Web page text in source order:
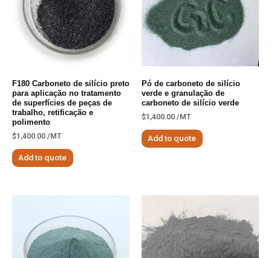
F180 Carboneto de silício preto
para aplicação no tratamento
de superfícies de peças de
trabalho, retificação e
polimento
$1,400.00 /MT
Add to quote
Pó de carboneto de silício
verde e granulação de
carboneto de silício verde
$1,400.00 /MT
Add to quote